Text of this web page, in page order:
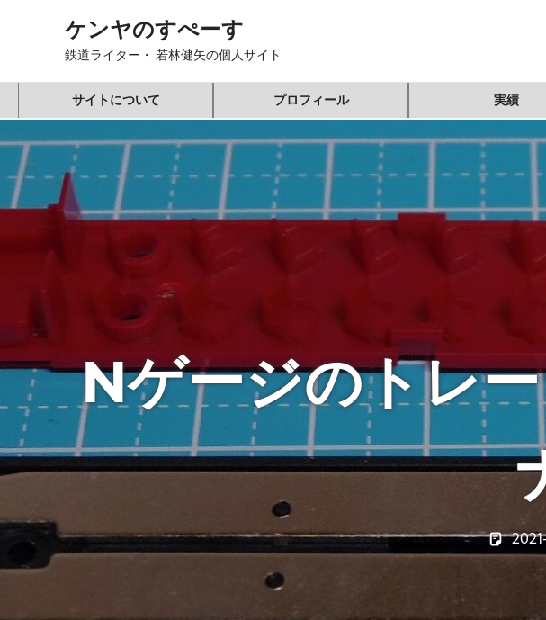
ン
へ
ス
ッ
プ
ケンヤのすぺーす
鉄道ライター・ 若林健矢の個人サイト
サイトについて プロフィール 実績
Nゲージのトレ